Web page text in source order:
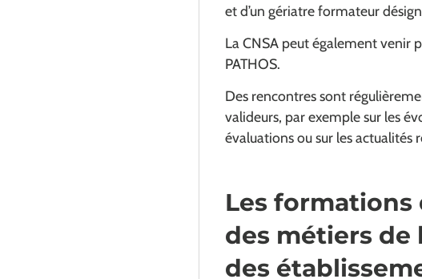
et d’un gériatre formateur
La CNSA peut également venir
PATHOS.
Des rencontres sont
valideurs, par exemple sur les
évaluations ou sur les actualités
Les formations
des métiers de
des